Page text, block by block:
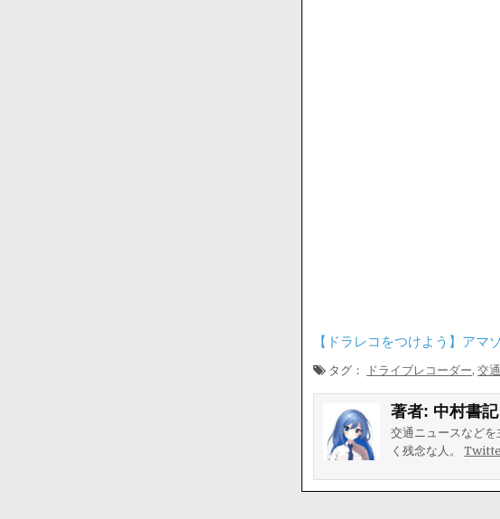
【ドラレコをつけよう】アマ
タグ： ドライブレコーダー,交
著者: 中村書記
交通ニュースなど
く残念な人。